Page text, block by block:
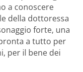
a conoscere
della dottoressa
forte, una
a tutto per
per il bene dei